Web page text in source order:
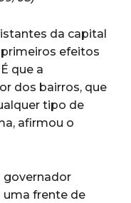
da capital
efeitos
que a
dos bairros, que
tipo de
afirmou o
governador
uma frente de